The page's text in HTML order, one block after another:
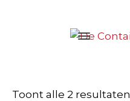
Toont alle 2 resultaten